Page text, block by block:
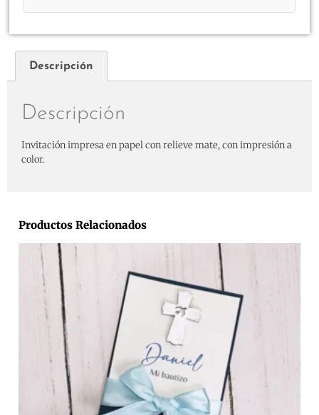
Descripción
Descripción
Invitación impresa en papel con relieve mate, con impresión a
color.
Productos Relacionados